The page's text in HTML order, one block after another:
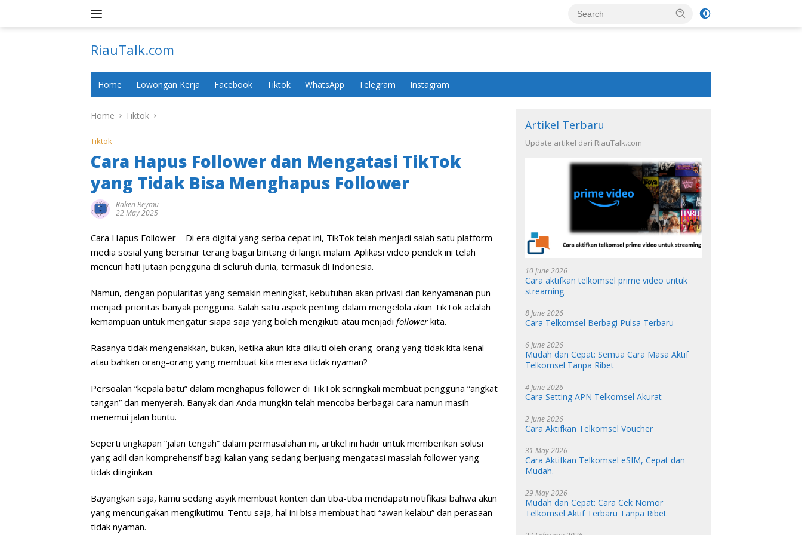
RiauTalk.com
Informasi
Home Lowongan Kerja Facebook Tiktok WhatsApp Telegram Instagram
Home Tiktok
Tiktok
Cara Hapus Follower dan Mengatasi TikTok
yang Tidak Bisa Menghapus Follower
Raken Reymu
22 May 2025
Cara Hapus Follower – Di era digital yang serba cepat ini, TikTok telah menjadi salah satu platform
media sosial yang bersinar terang bagai bintang di langit malam. Aplikasi video pendek ini telah
mencuri hati jutaan pengguna di seluruh dunia, termasuk di Indonesia.
Namun, dengan popularitas yang semakin meningkat, kebutuhan akan privasi dan kenyamanan pun
menjadi prioritas banyak pengguna. Salah satu aspek penting dalam mengelola akun TikTok adalah
kemampuan untuk mengatur siapa saja yang boleh mengikuti atau menjadi followerkita.
Rasanya tidak mengenakkan, bukan, ketika akun kita diikuti oleh orang-orang yang tidak kita kenal
atau bahkan orang-orang yang membuat kita merasa tidak nyaman?
Persoalan “kepala batu” dalam menghapus follower di TikTok seringkali membuat pengguna “angkat
tangan” dan menyerah. Banyak dari Anda mungkin telah mencoba berbagai cara namun masih
menemui jalan buntu.
Seperti ungkapan “jalan tengah” dalam permasalahan ini, artikel ini hadir untuk memberikan solusi
yang adil dan komprehensif bagi kalian yang sedang berjuang mengatasi masalah follower yang
tidak diinginkan.
Bayangkan saja, kamu sedang asyik membuat konten dan tiba-tiba mendapati notifikasi bahwa akun
yang mencurigakan mengikutimu. Tentu saja, hal ini bisa membuat hati “awan kelabu” dan perasaan
tidak nyaman.
Artikel Terbaru
Update artikel dari RiauTalk.com
10 June 2026
Cara aktifkan telkomsel prime video untuk
streaming.
8 June 2026
Cara Telkomsel Berbagi Pulsa Terbaru
6 June 2026
Mudah dan Cepat: Semua Cara Masa Aktif
Telkomsel Tanpa Ribet
4 June 2026
Cara Setting APN Telkomsel Akurat
2 June 2026
Cara Aktifkan Telkomsel Voucher
31 May 2026
Cara Aktifkan Telkomsel eSIM, Cepat dan
Mudah.
29 May 2026
Mudah dan Cepat: Cara Cek Nomor
Telkomsel Aktif Terbaru Tanpa Ribet